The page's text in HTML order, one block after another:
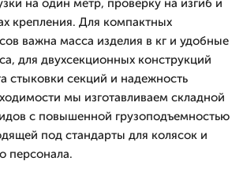
на один метр, проверку на изгиб и
крепления. Для компактных
важна масса изделия в кг и удобные
для двухсекционных конструкций
стыковки секций и надежность
мы изготавливаем складной
с повышенной грузоподъемностью
под стандарты для колясок и
персонала.